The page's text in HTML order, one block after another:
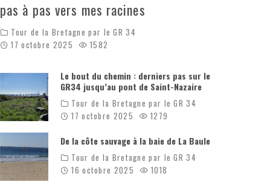
pas à pas vers mes racines
Tour de la Bretagne par le GR 34
17 octobre 2025
1582
Le bout du chemin : derniers pas sur le
GR34 jusqu’au pont de Saint-Nazaire
Tour de la Bretagne par le GR 34
17 octobre 2025
1279
De la côte sauvage à la baie de La Baule
Tour de la Bretagne par le GR 34
16 octobre 2025
1018